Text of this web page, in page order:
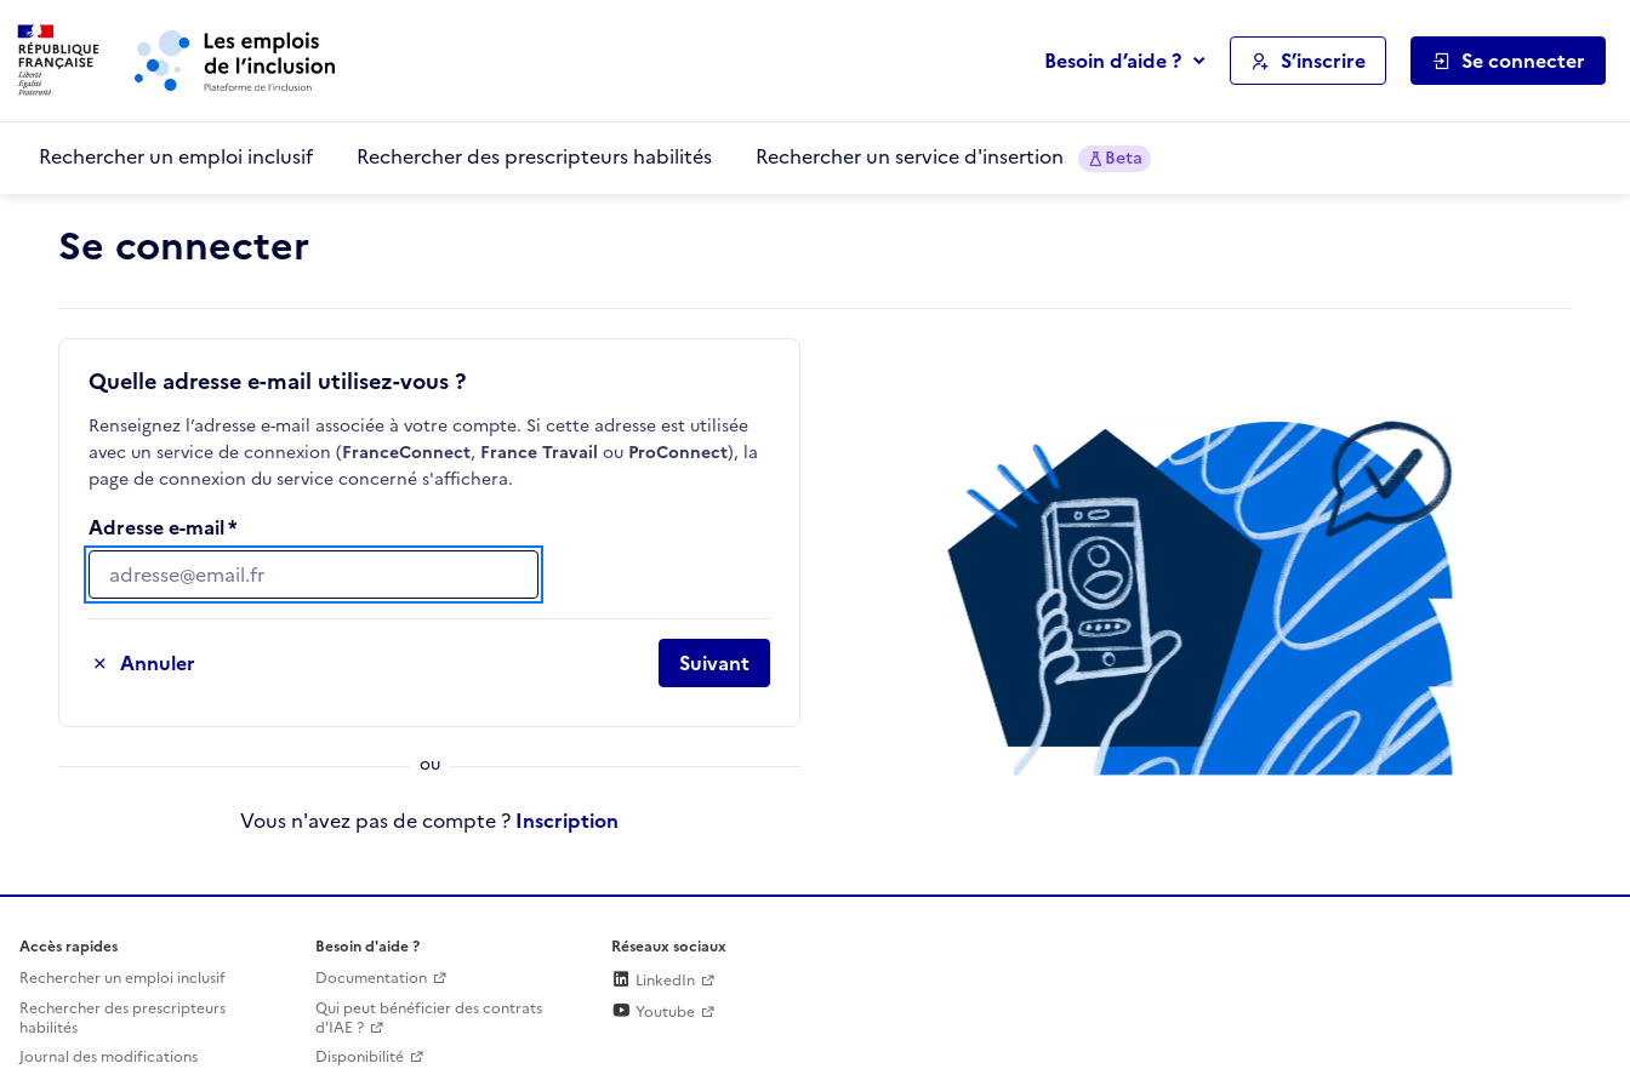
Aller au menu principal
Besoin d’aide ? S’inscrire Se connecter
Rechercher un emploi inclusif Rechercher des prescripteurs habilités Rechercher un service d'insertion Beta
Se connecter
Quelle adresse e-mail utilisez-vous ?
Renseignez l’adresse e-mail associée à votre compte. Si cette adresse est utilisée
avec un service de connexion (FranceConnect, France Travail ou ProConnect), la
page de connexion du service concerné s'affichera.
Adresse e-mail
Adresse e-mail
Annuler Suivant
Vous n'avez pas de compte ? Inscription
Accès rapides
Rechercher un emploi inclusif
Rechercher des prescripteurs
habilités
Journal des modifications
Besoin d'aide ?
Documentation
Qui peut bénéficier des contrats
d'IAE ?
Disponibilité
Réseaux sociaux
LinkedIn
Youtube